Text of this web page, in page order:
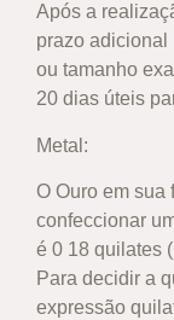
Após a
prazo adicional
ou tamanho
20 dias úteis
Metal:
O Ouro em sua
confeccionar
é 0 18 quilates
Para decidir a
expressão